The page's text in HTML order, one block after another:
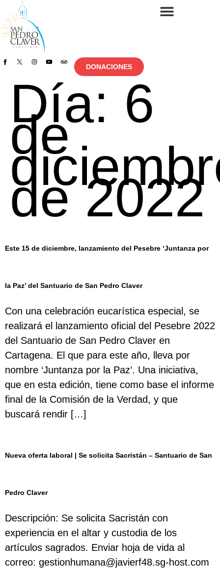
DONACIONES
Día: 6
de
de 2022
Este 15 de diciembre, lanzamiento del Pesebre ‘Juntanza por
la Paz’ del Santuario de San Pedro Claver
Con una celebración eucarística especial, se
realizará el lanzamiento oficial del Pesebre 2022
del Santuario de San Pedro Claver en
Cartagena. El que para este año, lleva por
nombre ‘Juntanza por la Paz’. Una iniciativa,
que en esta edición, tiene como base el informe
final de la Comisión de la Verdad, y que
buscará rendir […]
Nueva oferta laboral | Se solicita Sacristán – Santuario de San
Pedro Claver
Descripción: Se solicita Sacristán con
experiencia en el altar y custodia de los
artículos sagrados. Enviar hoja de vida al
correo: gestionhumana@javierf48.sg-host.com